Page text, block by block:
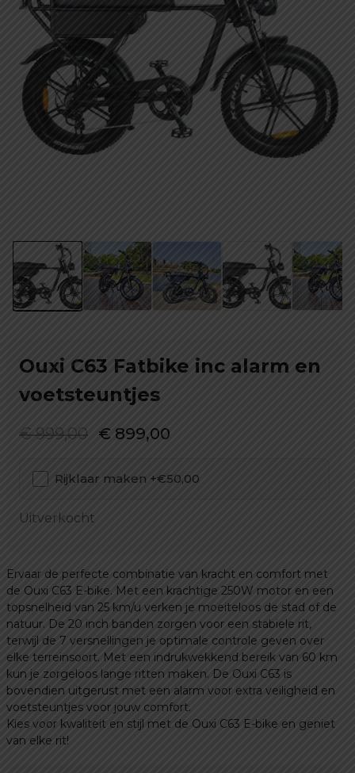
Ouxi C63 Fatbike inc alarm en
voetsteuntjes
€999,00 Oorspronkelijke
was:
€ 899,00
is:
Rijklaar maken +€50,00
Uitverkocht
Ervaar de perfecte combinatie van kracht en comfort met
de Ouxi C63 E-bike. Met een krachtige 250W motor en een
topsnelheid van 25 km/u verken je moeiteloos de stad of de
natuur. De 20 inch banden zorgen voor een stabiele rit,
terwijl de 7 versnellingen je optimale controle geven over
elke terreinsoort. Met een indrukwekkend bereik van 60 km
kun je zorgeloos lange ritten maken. De Ouxi C63 is
bovendien uitgerust met een alarm voor extra veiligheid en
voetsteuntjes voor jouw comfort.
Kies voor kwaliteit en stijl met de Ouxi C63 E-bike en geniet
van elke rit!